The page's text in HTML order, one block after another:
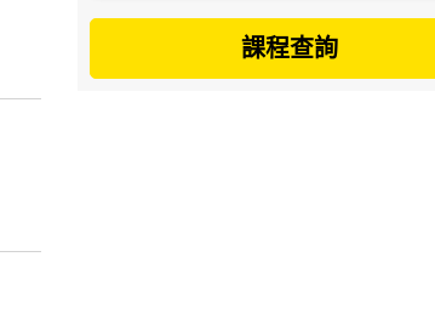
課程查詢